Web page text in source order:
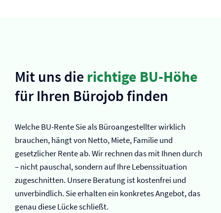
Mit uns die richtige BU-Höhe
für Ihren Bürojob finden
Welche BU-Rente Sie als Büroangestellter wirklich
brauchen, hängt von Netto, Miete, Familie und
gesetzlicher Rente ab. Wir rechnen das mit Ihnen durch
– nicht pauschal, sondern auf Ihre Lebenssituation
zugeschnitten. Unsere Beratung ist kostenfrei und
unverbindlich. Sie erhalten ein konkretes Angebot, das
genau diese Lücke schließt.